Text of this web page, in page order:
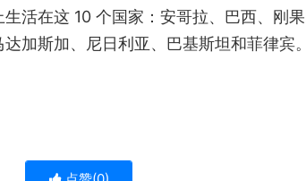
活在这 10 个国家：安哥拉、巴西、刚果
加斯加、尼日利亚、巴基斯坦和菲律宾。